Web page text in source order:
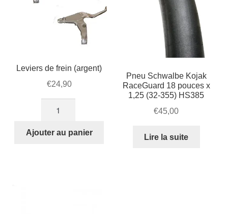
Leviers de frein (argent)
€24,90
Leviers
Ajouter au panier
Pneu Schwalbe Kojak
RaceGuard 18 pouces x
1,25 (32-355) HS385
€45,00
Lire la suite